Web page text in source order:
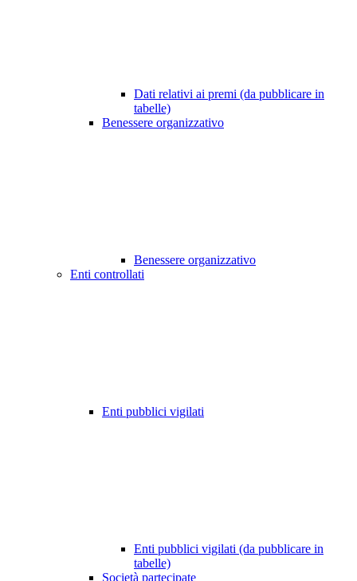
Dati relativi ai premi (da pubblicare in
tabelle)
Benessere organizzativo
Benessere organizzativo
Enti controllati
Enti pubblici vigilati
Enti pubblici vigilati (da pubblicare in
tabelle)
Società partecipate